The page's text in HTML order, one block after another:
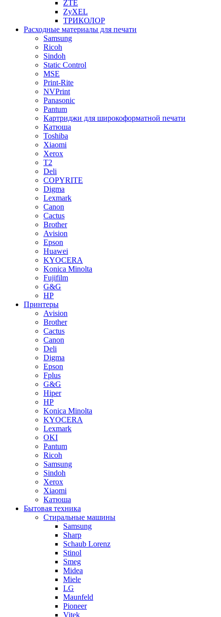
ZTE
ZyXEL
ТРИКОЛОР
Расходные материалы для печати
Samsung
Ricoh
Sindoh
Static Control
MSE
Print-Rite
NVPrint
Panasonic
Pantum
Картриджи для широкоформатной печати
Катюша
Toshiba
Xiaomi
Xerox
T2
Deli
COPYRITE
Digma
Lexmark
Canon
Cactus
Brother
Avision
Epson
Huawei
KYOCERA
Konica Minolta
Fujifilm
G&G
HP
Принтеры
Avision
Brother
Cactus
Canon
Deli
Digma
Epson
Fplus
G&G
Hiper
HP
Konica Minolta
KYOCERA
Lexmark
OKI
Pantum
Ricoh
Samsung
Sindoh
Xerox
Xiaomi
Катюша
Бытовая техника
Стиральные машины
Samsung
Sharp
Schaub Lorenz
Stinol
Smeg
Midea
Miele
LG
Maunfeld
Pioneer
Vitek